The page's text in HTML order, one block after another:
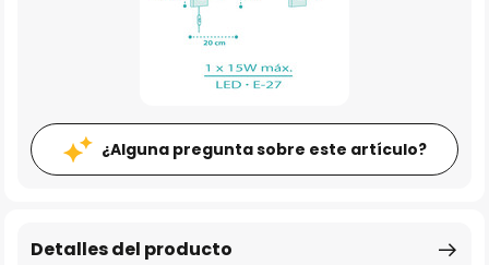
¿Alguna pregunta sobre este artículo?
Detalles del producto